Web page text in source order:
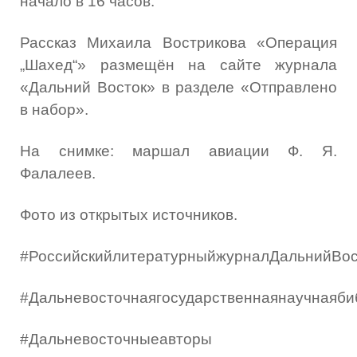
Рассказ Михаила Вострикова «Операция
„Шахед“» размещён на сайте журнала
«Дальний Восток» в разделе «Отправлено
в набор».
На снимке: маршал авиации Ф. Я.
Фалалеев.
Фото из открытых источников.
#Дальневосточныеавторы